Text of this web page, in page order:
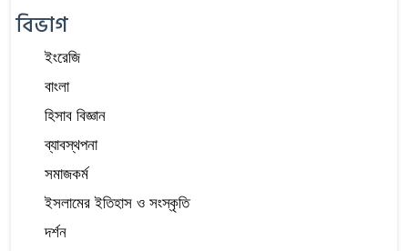
বিভাগ
ইংরেজি
বাংলা
হিসাব বিজ্ঞান
ব্যাবস্থপনা
সমাজকর্ম
ইসলামের ইতিহাস ও সংস্কৃতি
দর্শন